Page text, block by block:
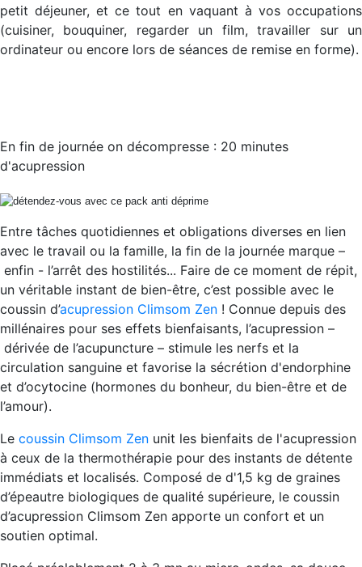
petit déjeuner, et ce tout en vaquant à vos occupations
(cuisiner, bouquiner, regarder un film, travailler sur un
ordinateur ou encore lors de séances de remise en forme).
En fin de journée on décompresse : 20 minutes
d'acupression
Entre tâches quotidiennes et obligations diverses en lien
avec le travail ou la famille, la fin de la journée marque –
enfin - l’arrêt des hostilités... Faire de ce moment de répit,
un véritable instant de bien-être, c’est possible avec le
coussin d’acupression Climsom Zen ! Connue depuis des
millénaires pour ses effets bienfaisants, l’acupression –
dérivée de l’acupuncture – stimule les nerfs et la
circulation sanguine et favorise la sécrétion d'endorphine
et d’ocytocine (hormones du bonheur, du bien-être et de
l’amour).
Le coussin Climsom Zen unit les bienfaits de l'acupression
à ceux de la thermothérapie pour des instants de détente
immédiats et localisés. Composé de d'1,5 kg de graines
d’épeautre biologiques de qualité supérieure, le coussin
d’acupression Climsom Zen apporte un confort et un
soutien optimal.